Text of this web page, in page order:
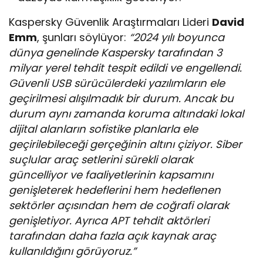
Kaspersky Güvenlik Araştırmaları Lideri David
Emm, şunları söylüyor: “2024 yılı boyunca
dünya genelinde Kaspersky tarafından 3
milyar yerel tehdit tespit edildi ve engellendi.
Güvenli USB sürücülerdeki yazılımların ele
geçirilmesi alışılmadık bir durum. Ancak bu
durum aynı zamanda koruma altındaki lokal
dijital alanların sofistike planlarla ele
geçirilebileceği gerçeğinin altını çiziyor. Siber
suçlular araç setlerini sürekli olarak
güncelliyor ve faaliyetlerinin kapsamını
genişleterek hedeflerini hem hedeflenen
sektörler açısından hem de coğrafi olarak
genişletiyor. Ayrıca APT tehdit aktörleri
tarafından daha fazla açık kaynak araç
kullanıldığını görüyoruz.”